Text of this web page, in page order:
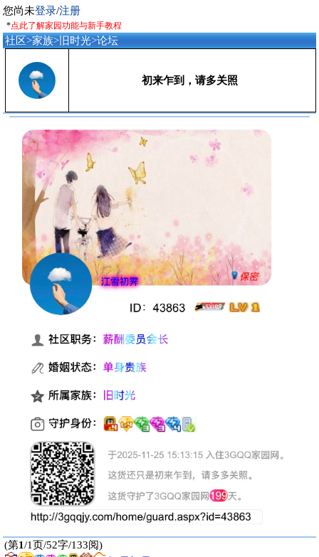
您尚未登录/注册
*点此了解家园功能与新手教程
社区>家族> 旧时光>论坛
初来乍到，请多关照
(第1/1页/52字/133阅)